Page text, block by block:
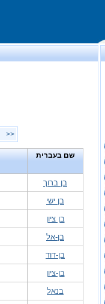
<<
שם בעברית
בן ברוך
בן ישי
בן ציון
בן-אל
בן-דוד
בן-ציון
בנאל